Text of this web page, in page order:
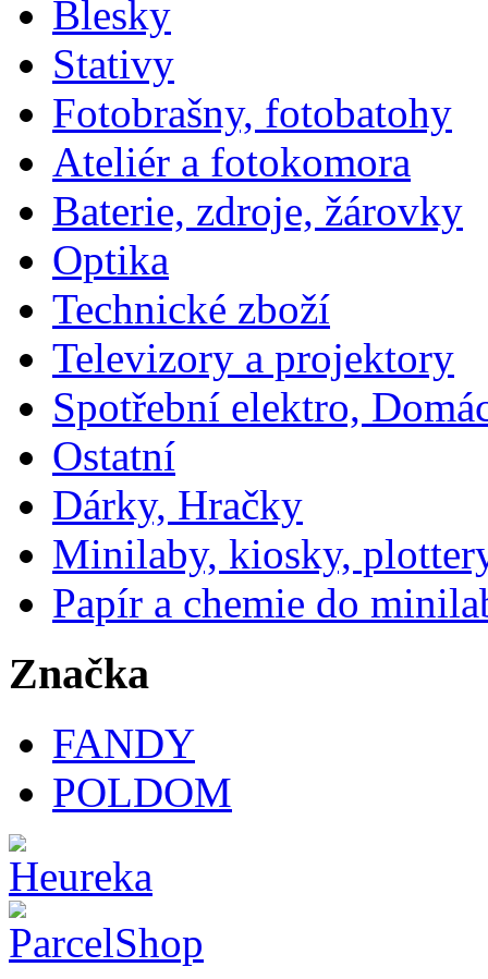
Blesky
Stativy
Fotobrašny, fotobatohy
Ateliér a fotokomora
Baterie, zdroje, žárovky
Optika
Technické zboží
Televizory a projektory
Spotřební elektro,
Ostatní
Dárky, Hračky
Minilaby, kiosky,
Papír a chemie do
Značka
FANDY
POLDOM